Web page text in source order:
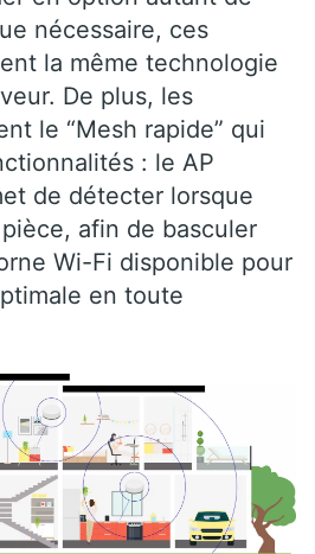
nécessaire, ces
la même technologie
De plus, les
le “Mesh rapide” qui
: le AP
de détecter lorsque
afin de basculer
Wi-Fi disponible pour
en toute